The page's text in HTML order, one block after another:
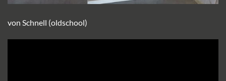
von Schnell (oldschool)